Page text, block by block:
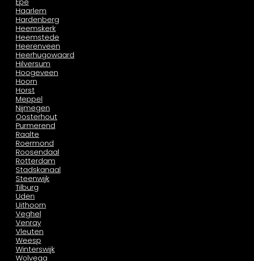
Haarlem
Hardenberg
Heemskerk
Heemstede
Heerenveen
Heerhugowaard
Hilversum
Hoogeveen
Hoorn
Horst
Meppel
Nijmegen
Oosterhout
Purmerend
Raalte
Roermond
Roosendaal
Rotterdam
Stadskanaal
Steenwijk
Tilburg
Uden
Uithoorn
Veghel
Venray
Vleuten
Weesp
Winterswijk
Wolvega